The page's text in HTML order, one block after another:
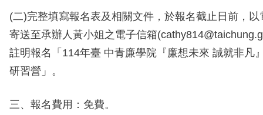
(二)完整填寫報名表及相關文件，於報名截止日前，
寄送至承辦人黃小姐之電子信箱
註明報名「 114年臺 中青廉學院『廉想未來 誠就非凡
研習營」。
三、報名費用：免費。